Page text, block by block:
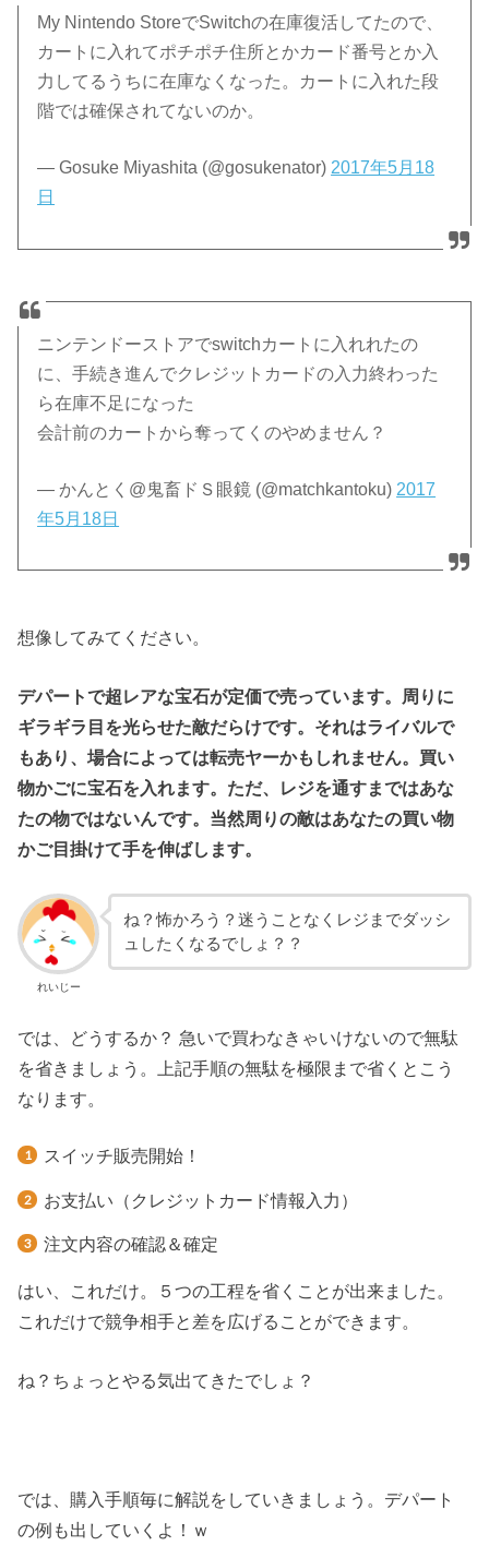
My Nintendo StoreでSwitchの在庫復活してたので、
カートに入れてポチポチ住所とかカード番号とか入
力してるうちに在庫なくなった。カートに入れた段
階では確保されてないのか。
— Gosuke Miyashita (@gosukenator) 2017年5月18
日
ニンテンドーストアでswitchカートに入れれたの
に、手続き進んでクレジットカードの入力終わった
ら在庫不足になった
会計前のカートから奪ってくのやめません？
— かんとく@鬼畜ドＳ眼鏡 (@matchkantoku) 2017
年5月18日
想像してみてください。
デパートで超レアな宝石が定価で売っています。周りに
ギラギラ目を光らせた敵だらけです。それはライバルで
もあり、場合によっては転売ヤーかもしれません。買い
物かごに宝石を入れます。ただ、レジを通すまではあな
たの物ではないんです。当然周りの敵はあなたの買い物
かご目掛けて手を伸ばします。
れいじー
ね？怖かろう？迷うことなくレジまでダッシ
ュしたくなるでしょ？？
では、どうするか？ 急いで買わなきゃいけないので無駄
を省きましょう。上記手順の無駄を極限まで省くとこう
なります。
スイッチ販売開始！
お支払い（クレジットカード情報入力）
注文内容の確認＆確定
はい、これだけ。５つの工程を省くことが出来ました。
これだけで競争相手と差を広げることができます。
ね？ちょっとやる気出てきたでしょ？
では、購入手順毎に解説をしていきましょう。デパート
の例も出していくよ！ｗ